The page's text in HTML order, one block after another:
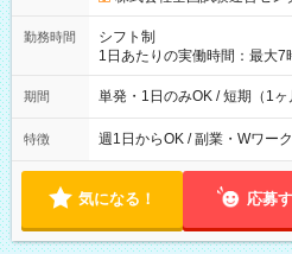
円（役割手当＋100円）×6時間＝
間】試用期間なし
勤務時間
シフト制
1日あたりの実働時間：最大
間は 試験により異なります
期間 単発・1日のみOK / 短期（1ヶ
特徴 週1日からOK / 副業・Wワー
気になる！ 応募